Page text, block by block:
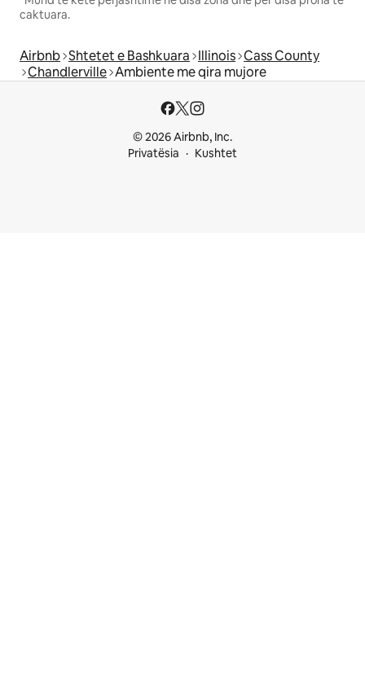
caktuara.
Airbnb Shtetet e Bashkuara Illinois Cass County
Chandlerville Ambiente me qira mujore
© 2026 Airbnb, Inc.
Privatësia
Kushtet